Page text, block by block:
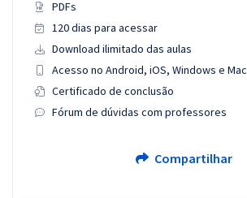
PDFs
120 dias para acessar
Download ilimitado das aulas
Acesso no Android, iOS, Windows e Mac
Certificado de conclusão
Fórum de dúvidas com professores
Compartilhar